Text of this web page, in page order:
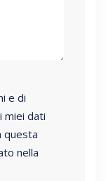
e di
miei dati
questa
nella